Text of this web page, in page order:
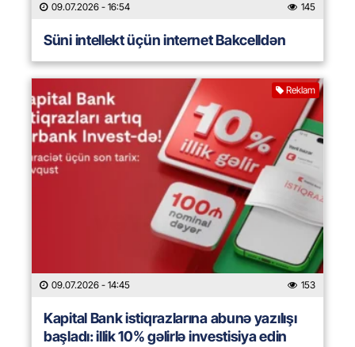
09.07.2026 - 16:54 145
Süni intellekt üçün internet Bakcelldən
Reklam
09.07.2026 - 14:45 153
Kapital Bank istiqrazlarına abunə yazılışı
başladı: illik 10% gəlirlə investisiya edin